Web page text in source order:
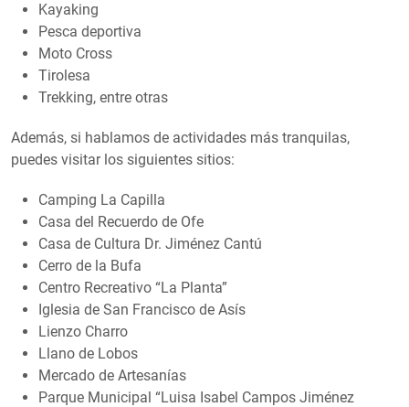
Kayaking
Pesca deportiva
Moto Cross
Tirolesa
Trekking, entre otras
Además, si hablamos de actividades más tranquilas,
puedes visitar los siguientes sitios:
Camping La Capilla
Casa del Recuerdo de Ofe
Casa de Cultura Dr. Jiménez Cantú
Cerro de la Bufa
Centro Recreativo “La Planta”
Iglesia de San Francisco de Asís
Lienzo Charro
Llano de Lobos
Mercado de Artesanías
Parque Municipal “Luisa Isabel Campos Jiménez